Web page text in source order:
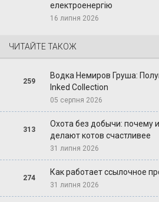
електроенергію
16 липня 2026
ЧИТАЙТЕ ТАКОЖ
259
Водка Немиров Груша:
Inked Collection
05 серпня 2026
313
Охота без добычи: почему
делают котов счастливее
31 липня 2026
274
Как работает ссылочное
31 липня 2026